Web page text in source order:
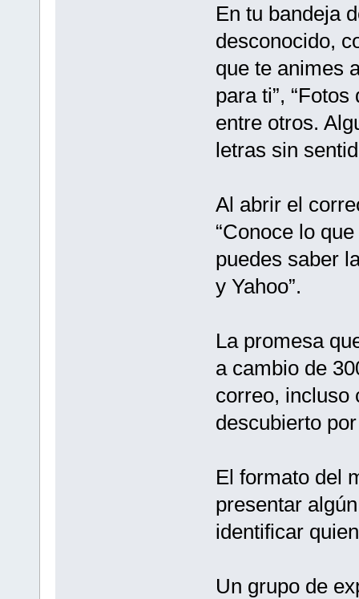
En tu bandeja
desconocido,
que te animes
para ti”,
entre otros.
letras sin
Al abrir el
“Conoce lo
puedes saber
y Yahoo”.
La promesa
a cambio de
correo, incluso
descubierto
El formato del
presentar
identificar
Un grupo de